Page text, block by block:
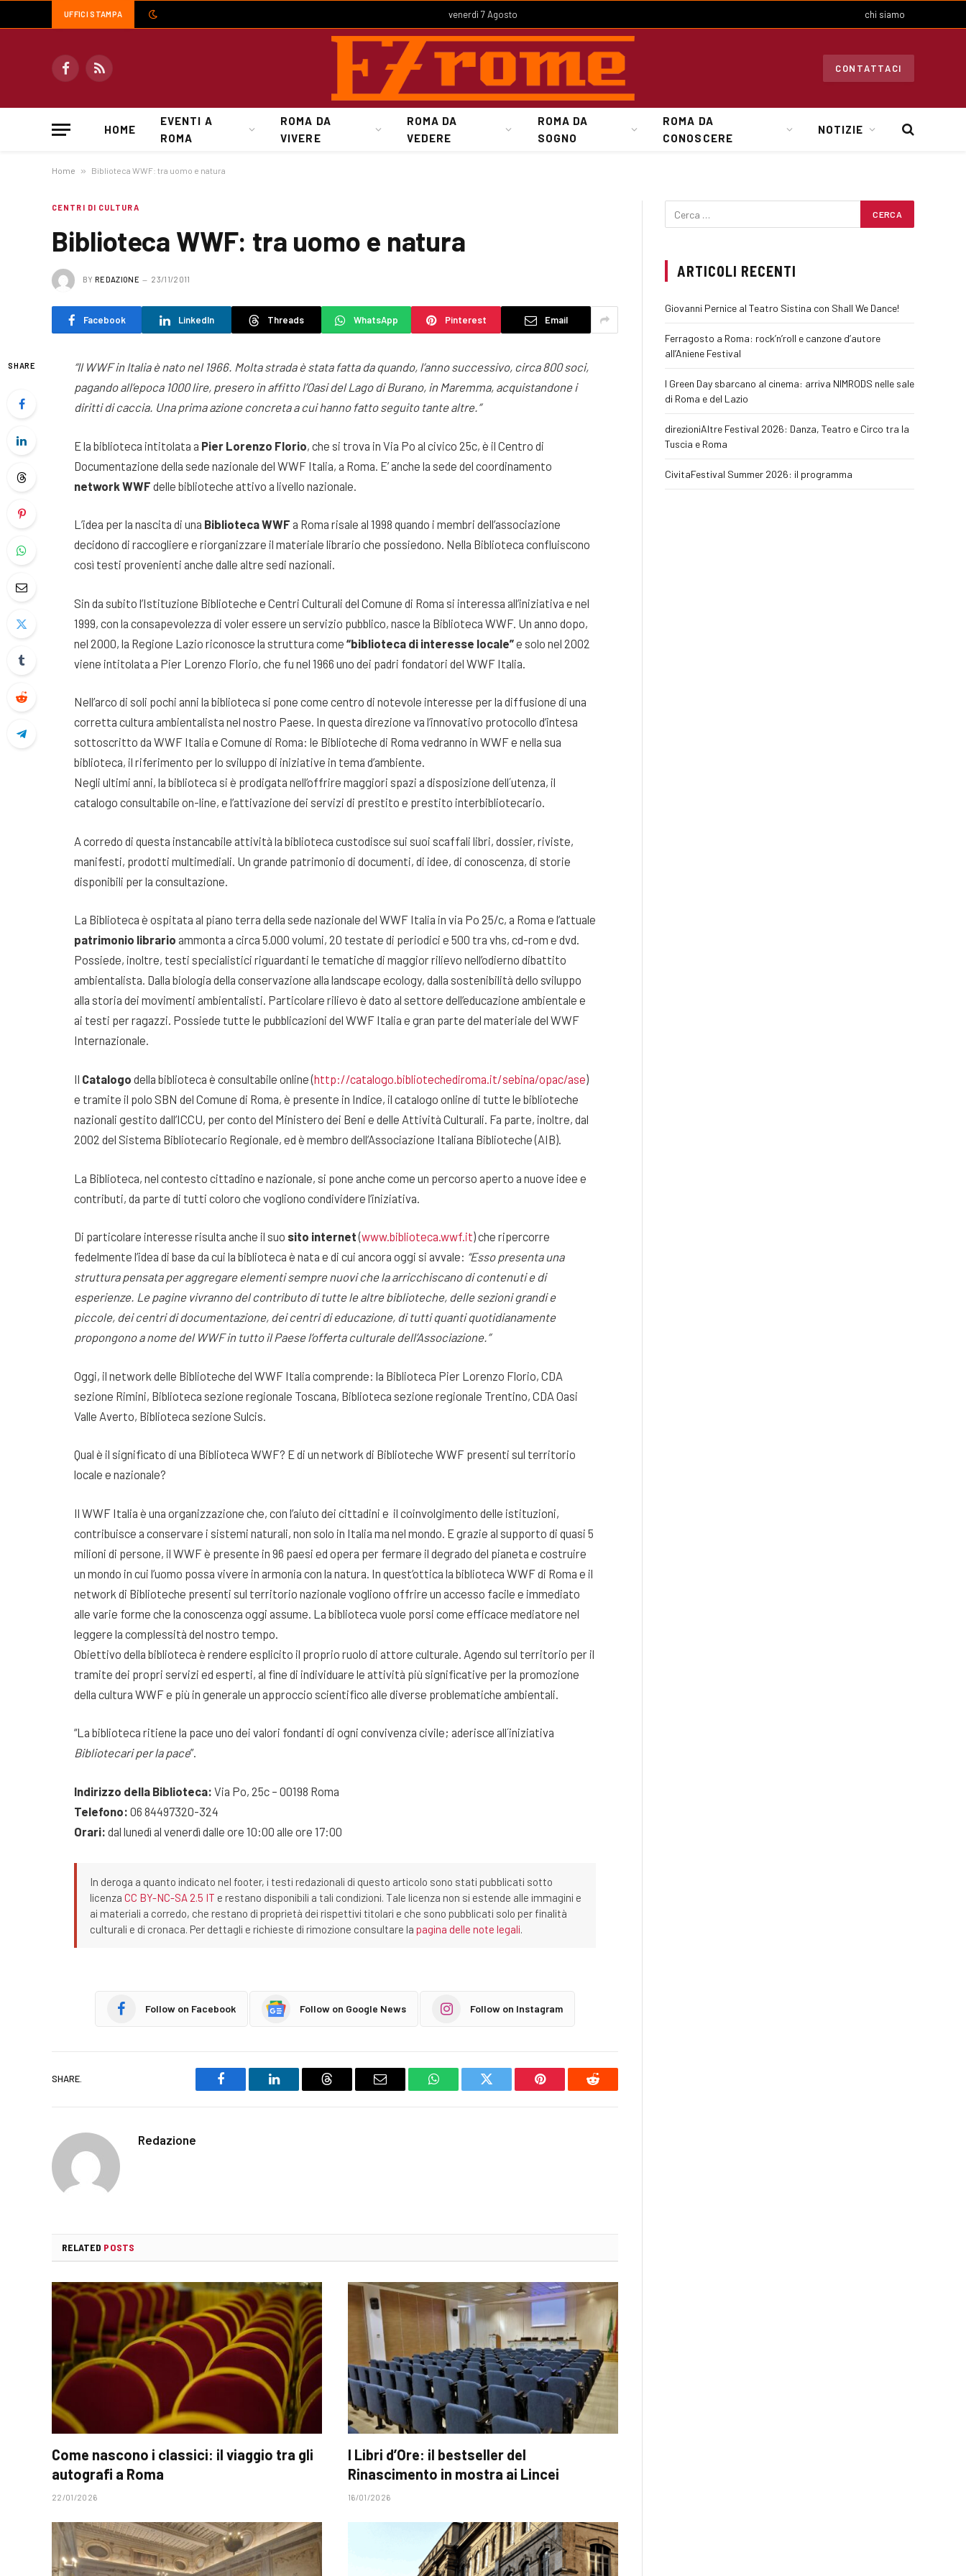
UFFICI STAMPA venerdì 7 Agosto chi siamo
FacebookRSS
CONTATTACI
HOME
EVENTI A
ROMA
ROMA DA
VIVERE
ROMA DA
VEDERE
ROMA DA
SOGNO
ROMA DA
CONOSCERE
NOTIZIE
Home » Biblioteca WWF: tra uomo e natura
CENTRI DI CULTURA
Biblioteca WWF: tra uomo e natura
BY REDAZIONE 23/11/2011
Facebook LinkedIn Threads WhatsApp Pinterest Email
SHARE
“Il WWF in Italia è nato nel 1966. Molta strada è stata fatta da quando, l’anno successivo, circa 800 soci,
pagando all’epoca 1000 lire, presero in affitto l’Oasi del Lago di Burano, in Maremma, acquistandone i
diritti di caccia. Una prima azione concreta a cui hanno fatto seguito tante altre.”
E la biblioteca intitolata a Pier Lorenzo Florio, che si trova in Via Po al civico 25c, è il Centro di
Documentazione della sede nazionale del WWF Italia, a Roma. E’ anche la sede del coordinamento
network WWF delle biblioteche attivo a livello nazionale.
L’idea per la nascita di una Biblioteca WWF a Roma risale al 1998 quando i membri dell’associazione
decidono di raccogliere e riorganizzare il materiale librario che possiedono. Nella Biblioteca confluiscono
così testi provenienti anche dalle altre sedi nazionali.
Sin da subito l’Istituzione Biblioteche e Centri Culturali del Comune di Roma si interessa all’iniziativa e nel
1999, con la consapevolezza di voler essere un servizio pubblico, nasce la Biblioteca WWF. Un anno dopo,
nel 2000, la Regione Lazio riconosce la struttura come “biblioteca di interesse locale”e solo nel 2002
viene intitolata a Pier Lorenzo Florio, che fu nel 1966 uno dei padri fondatori del WWF Italia.
Nell’arco di soli pochi anni la biblioteca si pone come centro di notevole interesse per la diffusione di una
corretta cultura ambientalista nel nostro Paese. In questa direzione va l’innovativo protocollo d’intesa
sottoscritto da WWF Italia e Comune di Roma: le Biblioteche di Roma vedranno in WWF e nella sua
biblioteca, il riferimento per lo sviluppo di iniziative in tema d’ambiente.
Negli ultimi anni, la biblioteca si è prodigata nell’offrire maggiori spazi a disposizione dell´utenza, il
catalogo consultabile on-line, e l’attivazione dei servizi di prestito e prestito interbibliotecario.
A corredo di questa instancabile attività la biblioteca custodisce sui suoi scaffali libri, dossier, riviste,
manifesti, prodotti multimediali. Un grande patrimonio di documenti, di idee, di conoscenza, di storie
disponibili per la consultazione.
La Biblioteca è ospitata al piano terra della sede nazionale del WWF Italia in via Po 25/c, a Roma e l’attuale
patrimonio librario ammonta a circa 5.000 volumi, 20 testate di periodici e 500 tra vhs, cd-rom e dvd.
Possiede, inoltre, testi specialistici riguardanti le tematiche di maggior rilievo nell’odierno dibattito
ambientalista. Dalla biologia della conservazione alla landscape ecology, dalla sostenibilità dello sviluppo
alla storia dei movimenti ambientalisti. Particolare rilievo è dato al settore dell’educazione ambientale e
ai testi per ragazzi. Possiede tutte le pubblicazioni del WWF Italia e gran parte del materiale del WWF
Internazionale.
Il Catalogo della biblioteca è consultabile online (http://catalogo.bibliotechediroma.it/sebina/opac/ase)
e tramite il polo SBN del Comune di Roma, è presente in Indice, il catalogo online di tutte le biblioteche
nazionali gestito dall’ICCU, per conto del Ministero dei Beni e delle Attività Culturali. Fa parte, inoltre, dal
2002 del Sistema Bibliotecario Regionale, ed è membro dell’Associazione Italiana Biblioteche (AIB).
La Biblioteca, nel contesto cittadino e nazionale, si pone anche come un percorso aperto a nuove idee e
contributi, da parte di tutti coloro che vogliono condividere l’iniziativa.
Di particolare interesse risulta anche il suo sito internet(www.biblioteca.wwf.it) che ripercorre
fedelmente l’idea di base da cui la biblioteca è nata e di cui ancora oggi si avvale: “Esso presenta una
struttura pensata per aggregare elementi sempre nuovi che la arricchiscano di contenuti e di
esperienze. Le pagine vivranno del contributo di tutte le altre biblioteche, delle sezioni grandi e
piccole, dei centri di documentazione, dei centri di educazione, di tutti quanti quotidianamente
propongono a nome del WWF in tutto il Paese l’offerta culturale dell’Associazione.”
Oggi, il network delle Biblioteche del WWF Italia comprende: la Biblioteca Pier Lorenzo Florio, CDA
sezione Rimini, Biblioteca sezione regionale Toscana, Biblioteca sezione regionale Trentino, CDA Oasi
Valle Averto, Biblioteca sezione Sulcis.
Qual è il significato di una Biblioteca WWF? E di un network di Biblioteche WWF presenti sul territorio
locale e nazionale?
Il WWF Italia è una organizzazione che, con l’aiuto dei cittadini e il coinvolgimento delle istituzioni,
contribuisce a conservare i sistemi naturali, non solo in Italia ma nel mondo. E grazie al supporto di quasi 5
milioni di persone, il WWF è presente in 96 paesi ed opera per fermare il degrado del pianeta e costruire
un mondo in cui l’uomo possa vivere in armonia con la natura. In quest’ottica la biblioteca WWF di Roma e il
network di Biblioteche presenti sul territorio nazionale vogliono offrire un accesso facile e immediato
alle varie forme che la conoscenza oggi assume. La biblioteca vuole porsi come efficace mediatore nel
leggere la complessità del nostro tempo.
Obiettivo della biblioteca è rendere esplicito il proprio ruolo di attore culturale. Agendo sul territorio per il
tramite dei propri servizi ed esperti, al fine di individuare le attività più significative per la promozione
della cultura WWF e più in generale un approccio scientifico alle diverse problematiche ambientali.
“La biblioteca ritiene la pace uno dei valori fondanti di ogni convivenza civile; aderisce all´iniziativa
Bibliotecari per la pace”.
Indirizzo della Biblioteca: Via Po, 25c – 00198 Roma
Telefono: 06 84497320-324
Orari: dal lunedì al venerdì dalle ore 10:00 alle ore 17:00
In deroga a quanto indicato nel footer, i testi redazionali di questo articolo sono stati pubblicati sotto
licenza CC BY-NC-SA 2.5 IT e restano disponibili a tali condizioni. Tale licenza non si estende alle immagini e
ai materiali a corredo, che restano di proprietà dei rispettivi titolari e che sono pubblicati solo per finalità
culturali e di cronaca. Per dettagli e richieste di rimozione consultare la pagina delle note legali.
Follow on Facebook Follow on Google News Follow on Instagram
SHARE.
Facebook LinkedIn Threads Email WhatsAppTwitter Pinterest Reddit
Redazione
RELATED POSTS
Come nascono i classici: il viaggio tra gli
autografi a Roma
22/01/2026
I Libri d’Ore: il bestseller del
Rinascimento in mostra ai Lincei
16/01/2026
ARTICOLI RECENTI
Giovanni Pernice al Teatro Sistina con Shall We Dance!
Ferragosto a Roma: rock’n’roll e canzone d’autore
all’Aniene Festival
I Green Day sbarcano al cinema: arriva NIMRODS nelle sale
di Roma e del Lazio
direzioniAltre Festival 2026: Danza, Teatro e Circo tra la
Tuscia e Roma
CivitaFestival Summer 2026: il programma